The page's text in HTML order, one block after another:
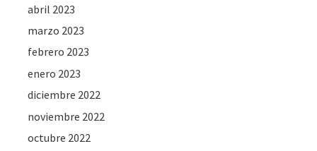
abril 2023
marzo 2023
febrero 2023
enero 2023
diciembre 2022
noviembre 2022
octubre 2022